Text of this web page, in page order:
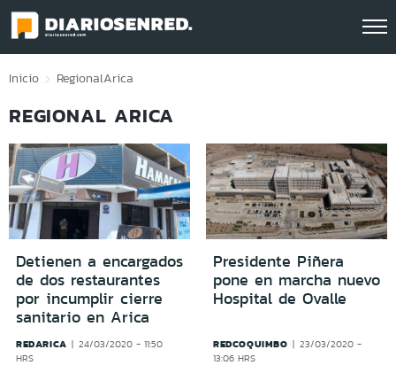
Click acá para ir directamente al contenido
Inicio RegionalArica
REGIONAL ARICA
Detienen a encargados
de dos restaurantes
por incumplir cierre
sanitario en Arica
REDARICA
24/03/2020 - 11:50
HRS
Presidente Piñera
pone en marcha nuevo
Hospital de Ovalle
REDCOQUIMBO
23/03/2020 -
13:06 HRS